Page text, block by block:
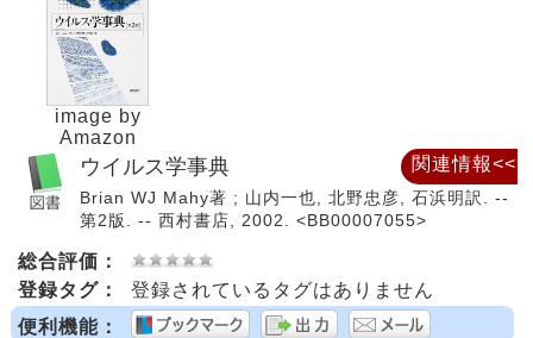
image by
Amazon
ウイルス学事典
Brian WJ Mahy著 ; 山内一也, 北野忠彦, 石浜明訳. --
第2版. -- 西村書店, 2002. <BB00007055>
総合評価：
登録タグ：
登録されているタグはありません
便利機能：
関連情報<<